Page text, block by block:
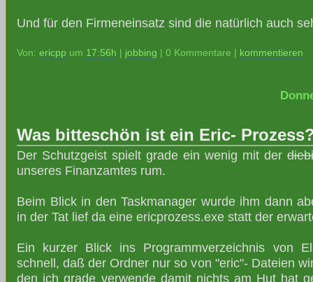
Und für den Firmeneinsatz sind die natürlich auch
Von: ericpp um 17:56h jobbing | 0 Kommentare | kommentieren
Was bitteschön ist ein Eric-
Der Schutzgeist spielt grade ein wenig mit der
unseres Finanzamtes rum.
Beim Blick in den Taskmanager wurde ihm dann
in der Tat lief da eine ericprozess.exe statt der
Ein kurzer Blick ins Programmverzeichnis von
schnell, daß der Ordner nur so von "eric"- Dateien
den ich grade verwende damit nichts am Hut hat